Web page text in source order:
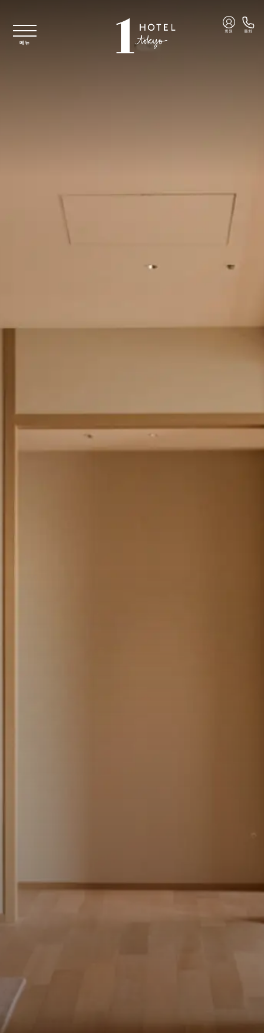
메뉴
회원 통화